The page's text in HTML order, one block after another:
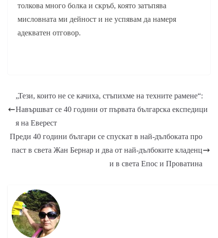
толкова много болка и скръб, която затъпява
мисловната ми дейност и не успявам да намеря
адекватен отговор.
„Тези, които не се качиха, стъпихме на техните рамене“:
Навършват се 40 години от първата българска експедици
я на Еверест
Преди 40 години българи се спускат в най-дълбоката про
паст в света Жан Бернар и два от най-дълбоките кладенц
и в света Епос и Проватина